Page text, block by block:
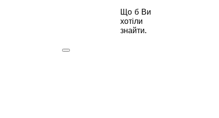
Що б Ви
хотіли
знайти.